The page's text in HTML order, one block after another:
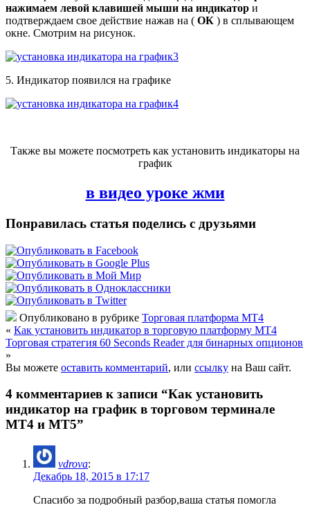
нажимаем левой клавишей мыши на индикатор и
подтверждаем свое действие нажав на ( ОК ) в сплывающем
окне. Смотрим на рисунок.
5. Индикатор появился на графике
Также вы можете посмотреть как установить индикаторы на
график
в видео уроке жми
Понравилась статья поделись с друзьями
Опубликовано в рубрике Торговая платформа МТ4
« Как установить индикатор в торговую платформу МТ4
Торговая стратегия 60 Seconds Reader для бинарных опционов
»
Вы можете оставить комментарий, или ссылку на Ваш сайт.
4 комментариев к записи “Как установить
индикатор на график в торговом терминале
МТ4 и МТ5”
vdrova:
Декабрь 18, 2015 в 17:17
Спасибо за подробный разбор,ваша статья помогла